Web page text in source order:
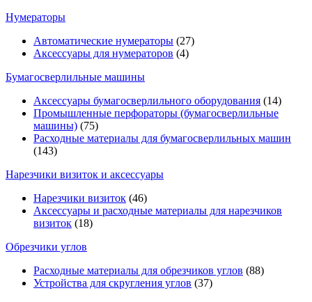
Нумераторы
Автоматические нумераторы (27)
Аксессуары для нумераторов (4)
Бумагосверлильные машины
Аксессуары бумагосверлильного оборудования (14)
Промышленные перфораторы (бумагосверлильные
машины) (75)
Расходные материалы для бумагосверлильных машин
(143)
Нарезчики визиток и аксессуары
Нарезчики визиток (46)
Аксессуары и расходные материалы для нарезчиков
визиток (18)
Обрезчики углов
Расходные материалы для обрезчиков углов (88)
Устройства для скругления углов (37)